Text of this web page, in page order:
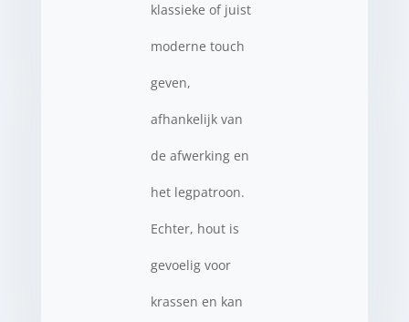
klassieke of juist
moderne touch
geven,
afhankelijk van
de afwerking en
het legpatroon.
Echter, hout is
gevoelig voor
krassen en kan